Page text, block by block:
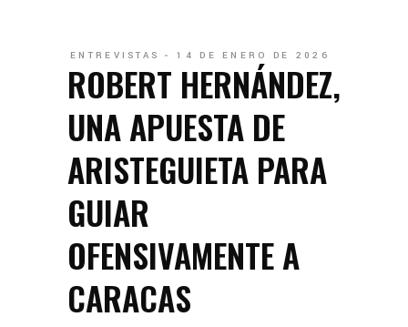
ENTREVISTAS 14 DE ENERO DE 2026
ROBERT HERNÁNDEZ,
UNA APUESTA DE
ARISTEGUIETA PARA
GUIAR
OFENSIVAMENTE A
CARACAS